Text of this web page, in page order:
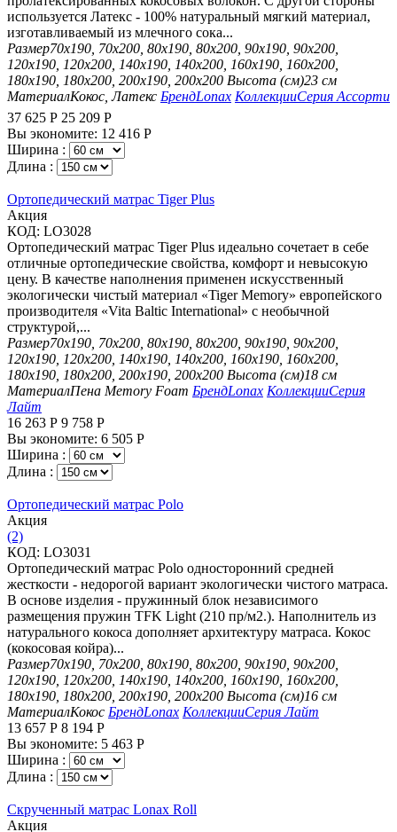
используется Латекс - 100% натуральный мягкий материал,
изготавливаемый из млечного сока...
Размер70х190, 70х200, 80х190, 80х200, 90х190, 90х200,
120х190, 120х200, 140х190, 140х200, 160х190, 160х200,
180х190, 180х200, 200х190, 200х200 Высота (см)23 см
МатериалКокос, Латекс БрендLonax КоллекцииСерия Ассорти
37 625 Р 25 209 Р
Вы экономите: 12 416 Р
Ширина :
Длина :
Ортопедический матрас Tiger Plus
Aкция
КОД: LO3028
Ортопедический матрас Tiger Plus идеально сочетает в себе
отличные ортопедические свойства, комфорт и невысокую
цену. В качестве наполнения применен искусственный
экологически чистый материал «Tiger Memory» европейского
производителя «Vita Baltic International» с необычной
структурой,...
Размер70х190, 70х200, 80х190, 80х200, 90х190, 90х200,
120х190, 120х200, 140х190, 140х200, 160х190, 160х200,
180х190, 180х200, 200х190, 200х200 Высота (см)18 см
МатериалПена Memory Foam БрендLonax КоллекцииСерия
Лайт
16 263 Р 9 758 Р
Вы экономите: 6 505 Р
Ширина :
Длина :
Ортопедический матрас Polo
Aкция
(2)
КОД: LO3031
Ортопедический матрас Polo односторонний средней
жесткости - недорогой вариант экологически чистого матраса.
В основе изделия - пружинный блок независимого
размещения пружин TFK Light (210 пр/м2.). Наполнитель из
натурального кокоса дополняет архитектуру матраса. Кокос
(кокосовая койра)...
Размер70х190, 70х200, 80х190, 80х200, 90х190, 90х200,
120х190, 120х200, 140х190, 140х200, 160х190, 160х200,
180х190, 180х200, 200х190, 200х200 Высота (см)16 см
МатериалКокос БрендLonax КоллекцииСерия Лайт
13 657 Р 8 194 Р
Вы экономите: 5 463 Р
Ширина :
Длина :
Скрученный матрас Lonax Roll
Aкция